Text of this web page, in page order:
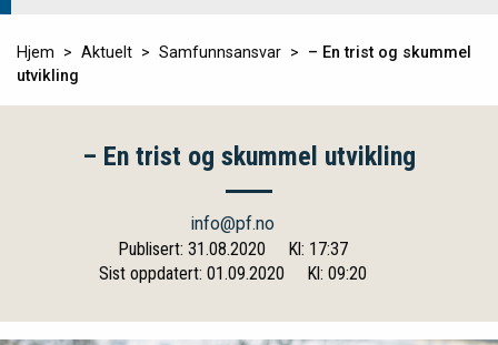
Hjem Aktuelt Samfunnsansvar
– En trist og skummel
utvikling
– En trist og skummel utvikling
info@pf.no
Publisert: 31.08.2020
Kl: 17:37
Sist oppdatert: 01.09.2020
Kl: 09:20